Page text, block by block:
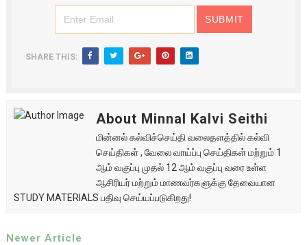
SHARE THIS:
About Minnal Kalvi Seithi
மின்னல் கல்விச்செய்தி வலைதளத்தில் கல்வி
செய்திகள் , வேலை வாய்ப்பு செய்திகள் மற்றும் 1
ஆம் வகுப்பு முதல் 12 ஆம் வகுப்பு வரை உள்ள
ஆசிரியர் மற்றும் மாணவர்களுக்கு தேவையான
STUDY MATERIALS பதிவு செய்யப்படுகிறது!
Newer Article